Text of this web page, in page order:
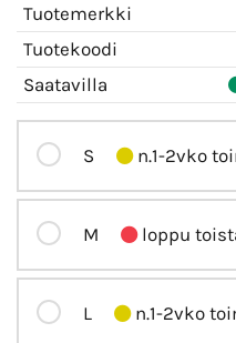
Tuotemerkki
Tuotekoodi
Saatavilla
S n.1-2vko
M loppu
L n.1-2vko